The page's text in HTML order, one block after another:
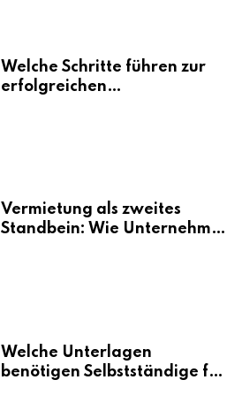
Welche Schritte führen zur
erfolgreichen
Vermietung als zweites
Standbein: Wie Unternehmen
Welche Unterlagen
benötigen Selbstständige für